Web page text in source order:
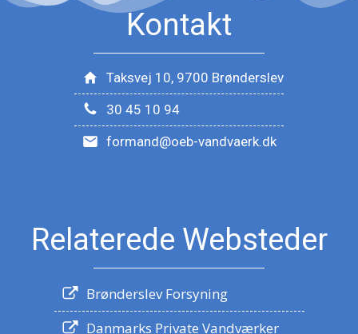
Kontakt
Taksvej 10, 9700 Brønderslev
30 45 10 94
formand@oeb-vandvaerk.dk
Relaterede Websteder
Brønderslev Forsyning
Danmarks Private Vandværker